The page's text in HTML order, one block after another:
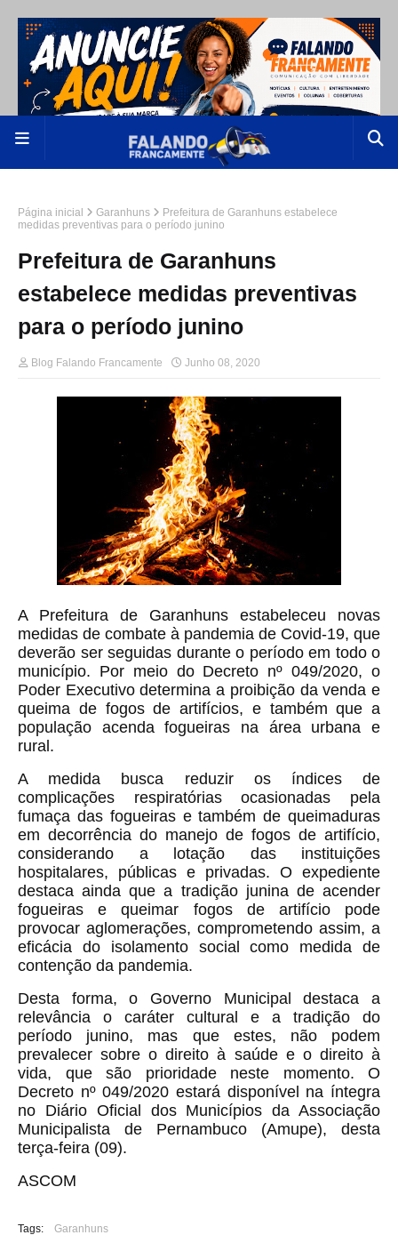
Página inicial Garanhuns
Prefeitura de Garanhuns estabelece
medidas preventivas para o período junino
Prefeitura de Garanhuns
estabelece medidas preventivas
para o período junino
Blog Falando Francamente Junho 08, 2020
A Prefeitura de Garanhuns estabeleceu novas
medidas de combate à pandemia de Covid-19, que
deverão ser seguidas durante o período em todo o
município. Por meio do Decreto nº 049/2020, o
Poder Executivo determina a proibição da venda e
queima de fogos de artifícios, e também que a
população acenda fogueiras na área urbana e
rural.
A medida busca reduzir os índices de
complicações respiratórias ocasionadas pela
fumaça das fogueiras e também de queimaduras
em decorrência do manejo de fogos de artifício,
considerando a lotação das instituições
hospitalares, públicas e privadas. O expediente
destaca ainda que a tradição junina de acender
fogueiras e queimar fogos de artifício pode
provocar aglomerações, comprometendo assim, a
eficácia do isolamento social como medida de
contenção da pandemia.
Desta forma, o Governo Municipal destaca a
relevância o caráter cultural e a tradição do
período junino, mas que estes, não podem
prevalecer sobre o direito à saúde e o direito à
vida, que são prioridade neste momento. O
Decreto nº 049/2020 estará disponível na íntegra
no Diário Oficial dos Municípios da Associação
Municipalista de Pernambuco (Amupe), desta
terça-feira (09).
ASCOM
Tags: Garanhuns